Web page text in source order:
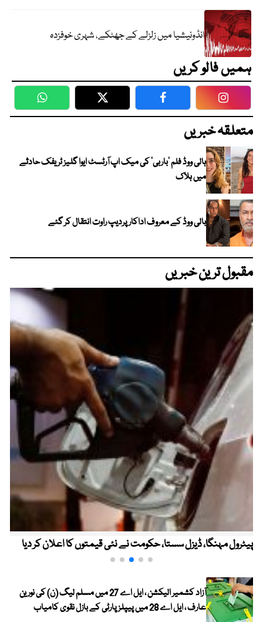
انڈونیشیا میں زلزلے کے جھٹکے، شہری خوفزدہ
ہمیں فالو کریں
WhatsApp Twitter Facebook
متعلقہ خبریں
ہالی ووڈ فلم ’باربی‘ کی میک اپ آرٹسٹ ایوا گلیز ٹریفک حادثے
میں ہلاک
بالی ووڈ کے معروف اداکار پردیپ راوت انتقال کر گئے
مقبول ترین خبریں
پیٹرول مہنگا، ڈیزل سستا، حکومت نے نئی قیمتوں کا اعلان کر دیا
آزاد کشمیر الیکشن ، ایل اے 27 میں مسلم لیگ (ن) کی نورین
عارف ، ایل اے 28 میں پیپلز پارٹی کے بازل نقوی کامیاب